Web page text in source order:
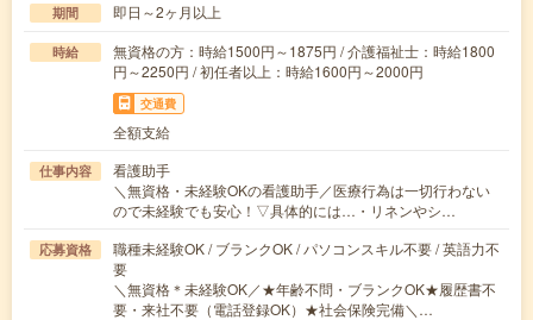
期間 即日～2ヶ月以上
時給
無資格の方：時給1500円～1875円 / 介護福祉士：時給1800
円～2250円 / 初任者以上：時給1600円～2000円
交通費
全額支給
仕事内容
看護助手
＼無資格・未経験OKの看護助手／医療行為は一切行わない
ので未経験でも安心！▽具体的には…・リネンやシ…
応募資格
職種未経験OK / ブランクOK / パソコンスキル不要 / 英語力不
要
＼無資格＊未経験OK／★年齢不問・ブランクOK★履歴書不
要・来社不要（電話登録OK）★社会保険完備＼…